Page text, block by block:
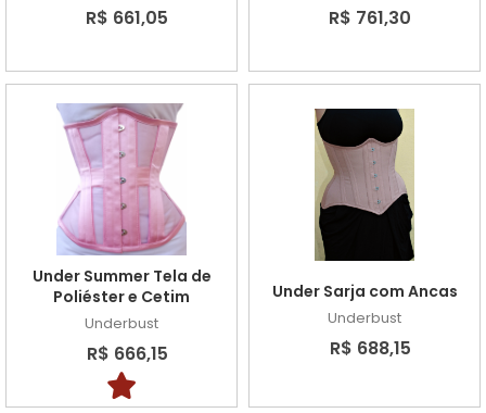
R$ 661,05 R$ 761,30
Under Summer Tela de
Poliéster e Cetim
Underbust
R$ 666,15
Under Sarja com Ancas
Underbust
R$ 688,15